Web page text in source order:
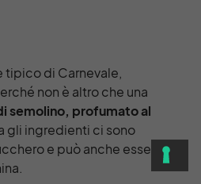
di Carnevale,
non è altro che una
semolino, profumato al
gli ingredienti ci sono
e può anche essere